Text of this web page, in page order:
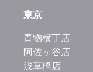
東京
青物横丁店
阿佐ヶ谷店
浅草橋店